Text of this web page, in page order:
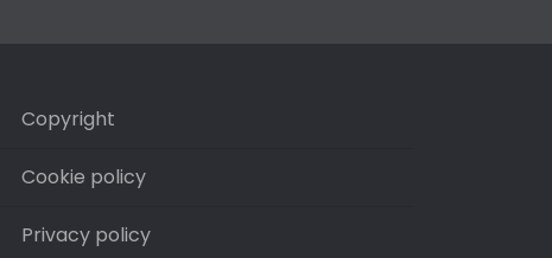
Copyright
Cookie policy
Privacy policy